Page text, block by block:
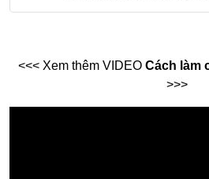
<<< Xem thêm VIDEO Cách làm
>>>